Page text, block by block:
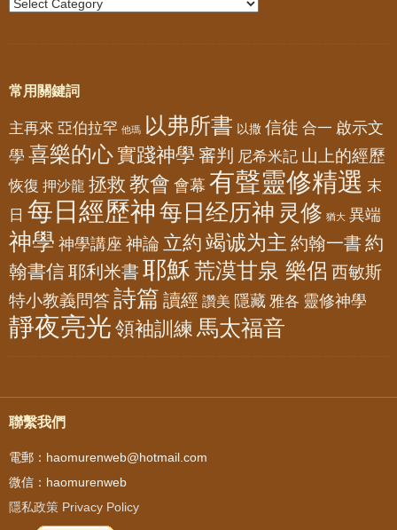
常用關鍵詞
主再來 亞伯拉罕 他瑪 以弗所書 以撒 信徒 合一 啟示文
學 喜樂的心實踐神學 審判 尼希米記 山上的經歷
恢復 押沙龍 拯救 教會 會幕 有聲靈修精選 末
日 每日經歷神 每日经历神 灵修 猶大 異端
神學 神學講座 神論 立約 竭诚为主 約翰一書 約
翰書信耶利米書 耶穌荒漠甘泉 樂侶 西敏斯
特小教義問答詩篇 讀經 讚美 隱藏 雅各 靈修神學
靜夜亮光 領袖訓練 馬太福音
聯繫我們
電郵：haomurenweb@hotmail.com
微信：haomurenweb
隱私政策 Privacy Policy